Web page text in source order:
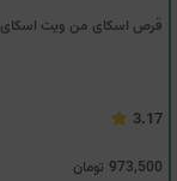
قرص اسکای من ویت اسکای
3.17
973,500 تومان